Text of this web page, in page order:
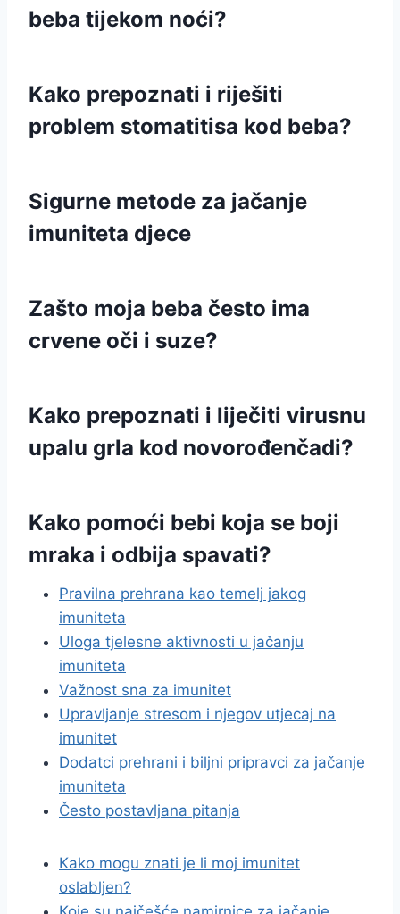
beba tijekom noći?
Kako prepoznati i riješiti
problem stomatitisa kod beba?
Sigurne metode za jačanje
imuniteta djece
Zašto moja beba često ima
crvene oči i suze?
Kako prepoznati i liječiti virusnu
upalu grla kod novorođenčadi?
Kako pomoći bebi koja se boji
mraka i odbija spavati?
Pravilna prehrana kao temelj jakog
imuniteta
Uloga tjelesne aktivnosti u jačanju
imuniteta
Važnost sna za imunitet
Upravljanje stresom i njegov utjecaj na
imunitet
Dodatci prehrani i biljni pripravci za jačanje
imuniteta
Često postavljana pitanja
Kako mogu znati je li moj imunitet
oslabljen?